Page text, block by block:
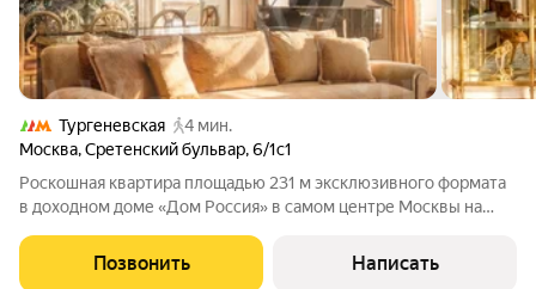
Тургеневская
4 мин.
Москва,Сретенский бульвар,6/1с1
Роскошная квартира площадью 231 м эксклюзивного формата
в доходном доме «Дом Россия» в самом центре Москвы на
восторг, неповторимый стиль и эстетика в каждой детали. 231
м творческого пространства с
Позвонить Написать